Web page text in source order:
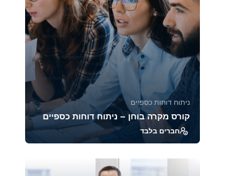
2471
45970
ניתוח דוחות כספיים
קורס מקרה בוחן – ניתוח דוחות כספיים
חברים בלבד
חברות מובילות ממגזרים שונים, כדי לראות איך